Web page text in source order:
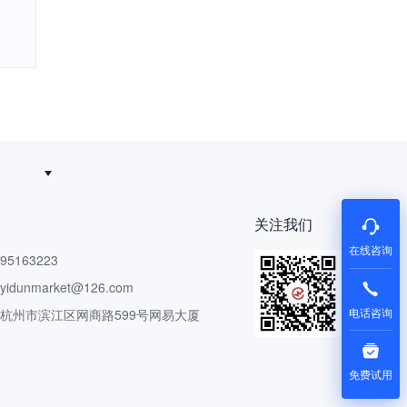
州市滨江区网商路599号网易大厦
关注我们
在线咨询
电话咨询
免费试用